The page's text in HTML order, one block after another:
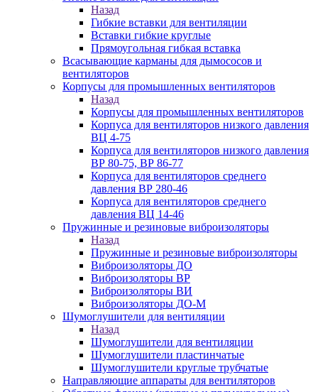
Назад
Гибкие вставки для вентиляции
Вставки гибкие круглые
Прямоугольная гибкая вставка
Всасывающие карманы для дымососов и
вентиляторов
Корпусы для промышленных вентиляторов
Назад
Корпусы для промышленных вентиляторов
Корпуса для вентиляторов низкого давления
ВЦ 4-75
Корпуса для вентиляторов низкого давления
ВР 80-75, ВР 86-77
Корпуса для вентиляторов среднего
давления ВР 280-46
Корпуса для вентиляторов среднего
давления ВЦ 14-46
Пружинные и резиновые виброизоляторы
Назад
Пружинные и резиновые виброизоляторы
Виброизоляторы ДО
Виброизоляторы ВР
Виброизоляторы ВИ
Виброизоляторы ДО-М
Шумоглушители для вентиляции
Назад
Шумоглушители для вентиляции
Шумоглушители пластинчатые
Шумоглушители круглые трубчатые
Направляющие аппараты для вентиляторов